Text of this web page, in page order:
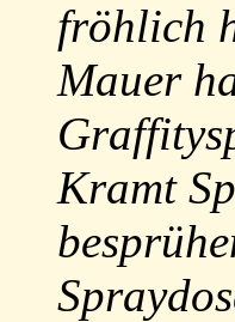
fröhlich
Mauer
Kramt